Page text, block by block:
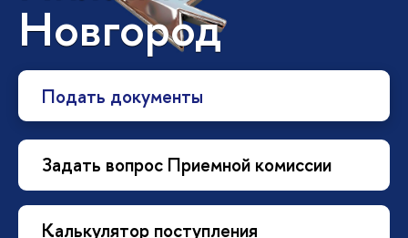
Новгород
Подать документы
Задать вопрос Приемной комиссии
Калькулятор поступления